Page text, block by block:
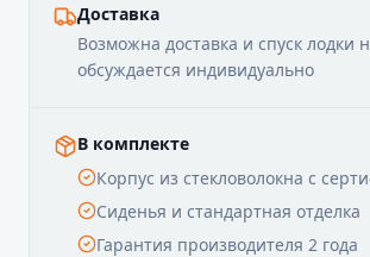
Доставка
Возможна доставка и спуск лодки
обсуждается индивидуально
В комплекте
Корпус из стекловолокна с
Сиденья и стандартная отделка
Гарантия производителя 2 года